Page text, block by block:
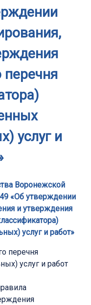
перечня
услуг и
Воронежской
«Об утверждении
и утверждения
услуг и работ»
перечня
услуг и работ